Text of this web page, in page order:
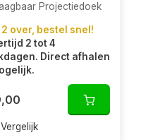
Projectiedoek
2 over, bestel snel!
2 tot 4
Direct afhalen
Vergelijk